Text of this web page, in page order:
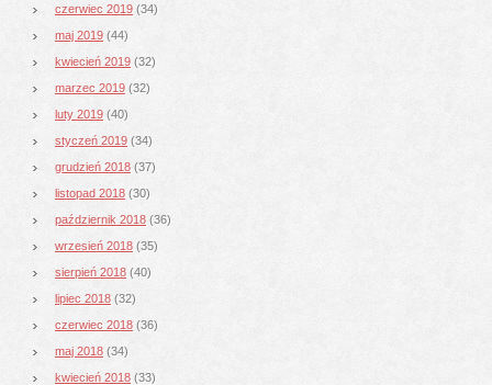
czerwiec 2019 (34)
maj 2019 (44)
kwiecień 2019 (32)
marzec 2019 (32)
luty 2019 (40)
styczeń 2019 (34)
grudzień 2018 (37)
listopad 2018 (30)
październik 2018 (36)
wrzesień 2018 (35)
sierpień 2018 (40)
lipiec 2018 (32)
czerwiec 2018 (36)
maj 2018 (34)
kwiecień 2018 (33)